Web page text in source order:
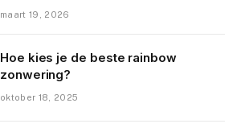
maart 19, 2026
Hoe kies je de beste rainbow
zonwering?
oktober 18, 2025